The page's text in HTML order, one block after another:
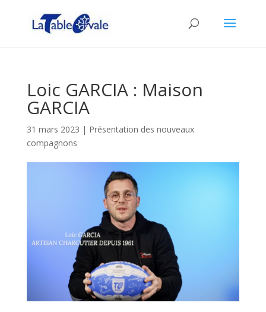
Loic GARCIA : Maison
GARCIA
31 mars 2023 | Présentation des nouveaux
compagnons